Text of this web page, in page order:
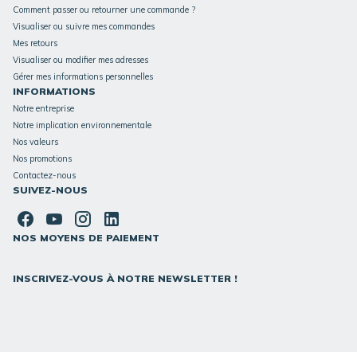
Comment passer ou retourner une commande ?
Visualiser ou suivre mes commandes
Mes retours
Visualiser ou modifier mes adresses
Gérer mes informations personnelles
INFORMATIONS
Notre entreprise
Notre implication environnementale
Nos valeurs
Nos promotions
Contactez-nous
SUIVEZ-NOUS
NOS MOYENS DE PAIEMENT
INSCRIVEZ-VOUS À NOTRE NEWSLETTER !